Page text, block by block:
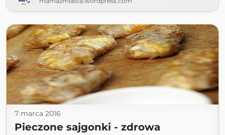
7 marca 2016
Pieczone sajgonki - zdrowa